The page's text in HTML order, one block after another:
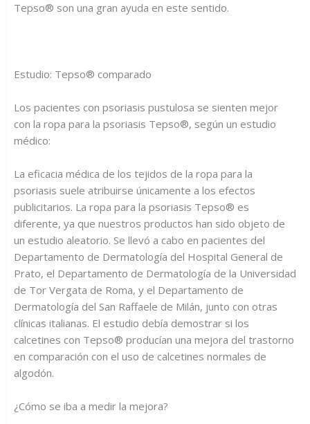
Tepso® son una gran ayuda en este sentido.
Estudio: Tepso® comparado
Los pacientes con psoriasis pustulosa se sienten mejor
con la ropa para la psoriasis Tepso®, según un estudio
médico:
La eficacia médica de los tejidos de la ropa para la
psoriasis suele atribuirse únicamente a los efectos
publicitarios. La ropa para la psoriasis Tepso® es
diferente, ya que nuestros productos han sido objeto de
un estudio aleatorio. Se llevó a cabo en pacientes del
Departamento de Dermatología del Hospital General de
Prato, el Departamento de Dermatología de la Universidad
de Tor Vergata de Roma, y el Departamento de
Dermatología del San Raffaele de Milán, junto con otras
clínicas italianas. El estudio debía demostrar si los
calcetines con Tepso® producían una mejora del trastorno
en comparación con el uso de calcetines normales de
algodón.
¿Cómo se iba a medir la mejora?